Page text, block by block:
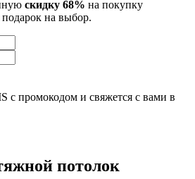
скидку 68% на покупку
на выбор.
с промокодом и свяжется с вами в
потолок